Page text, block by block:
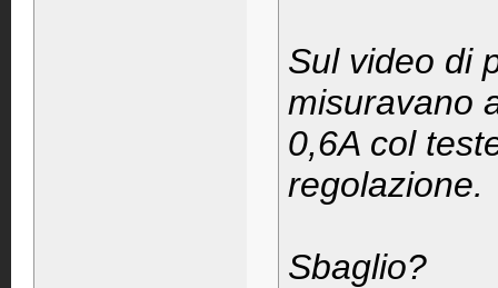
Sul video di
misuravano
0,6A col
regolazione.
Sbaglio?